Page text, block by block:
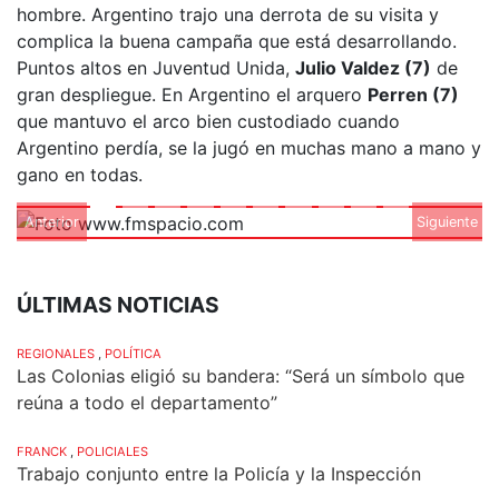
hombre. Argentino trajo una derrota de su visita y
complica la buena campaña que está desarrollando.
Puntos altos en Juventud Unida, Julio Valdez (7) de
gran despliegue. En Argentino el arquero Perren (7)
que mantuvo el arco bien custodiado cuando
Argentino perdía, se la jugó en muchas mano a mano y
gano en todas.
Anterior Siguiente
ÚLTIMAS NOTICIAS
REGIONALES POLÍTICA
Las Colonias eligió su bandera: “Será un símbolo que
reúna a todo el departamento”
FRANCK POLICIALES
Trabajo conjunto entre la Policía y la Inspección